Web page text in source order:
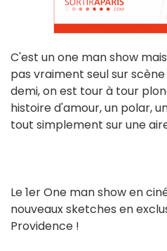
C'est un one man show
pas vraiment seul sur
demi, on est tour à tour
histoire d'amour, un polar,
tout simplement sur une
Le 1er One man show en
nouveaux sketches en
Providence !